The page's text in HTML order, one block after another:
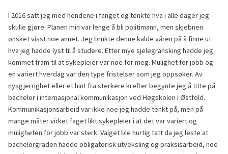
I 2016 satt jeg med hendene i fanget og tenkte hva i alle dager jeg
skulle gjøre. Planen min var lenge å bli politimann, men skjebnen
ønsket visst noe annet. Jeg brukte denne kalde våren på å finne ut
hva jeg hadde lyst til å studere. Etter mye sjelegransking hadde jeg
kommet fram til at sykepleier var noe for meg. Mulighet for jobb og
en variert hverdag var den type fristelser som jeg oppsøker. Av
nysgjerrighet eller et hint fra sterkere krefter begynte jeg å titte på
bachelor i internasjonal kommunikasjon ved Høgskolen i Østfold.
Kommunikasjonsarbeid var ikke noe jeg hadde tenkt på, men på
mange måter virket faget likt sykepleier i at det var variert og
muligheten for jobb var sterk. Valget ble hurtig tatt da jeg leste at
bachelorgraden hadde obligatorisk utveksling og praksisarbeid, noe